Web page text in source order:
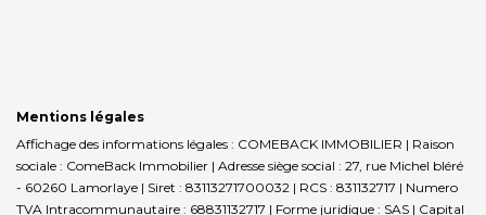
Mentions légales
Affichage des informations légales : COMEBACK IMMOBILIER | Raison
sociale : ComeBack Immobilier | Adresse siège social : 27, rue Michel bléré
- 60260 Lamorlaye | Siret : 83113271700032 | RCS : 831132717 | Numero
TVA Intracommunautaire : 68831132717 | Forme juridique : SAS | Capital